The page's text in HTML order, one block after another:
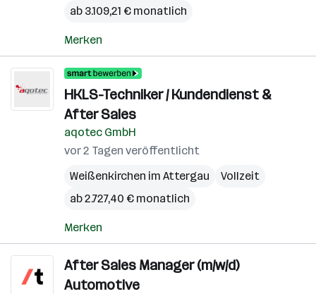
ab 3.109,21 € monatlich
Merken
HKLS-Techniker / Kundendienst &
After Sales
aqotec GmbH
vor 2 Tagen veröffentlicht
Weißenkirchen im Attergau
Vollzeit
ab 2.727,40 € monatlich
Merken
After Sales Manager (m/w/d)
Automotive